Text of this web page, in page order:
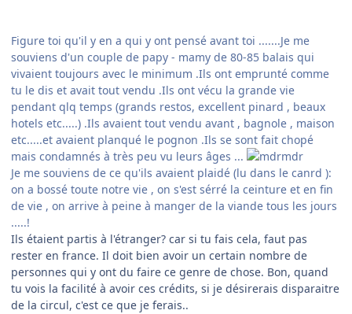
Figure toi qu'il y en a qui y ont pensé avant toi .......Je me
souviens d'un couple de papy - mamy de 80-85 balais qui
vivaient toujours avec le minimum .Ils ont emprunté comme
tu le dis et avait tout vendu .Ils ont vécu la grande vie
pendant qlq temps (grands restos, excellent pinard , beaux
hotels etc.....) .Ils avaient tout vendu avant , bagnole , maison
etc.....et avaient planqué le pognon .Ils se sont fait chopé
mais condamnés à très peu vu leurs âges ...
Je me souviens de ce qu'ils avaient plaidé (lu dans le canrd ):
on a bossé toute notre vie , on s'est sérré la ceinture et en fin
de vie , on arrive à peine à manger de la viande tous les jours
.....!
Ils étaient partis à l'étranger? car si tu fais cela, faut pas
rester en france. Il doit bien avoir un certain nombre de
personnes qui y ont du faire ce genre de chose. Bon, quand
tu vois la facilité à avoir ces crédits, si je désirerais disparaitre
de la circul, c'est ce que je ferais..